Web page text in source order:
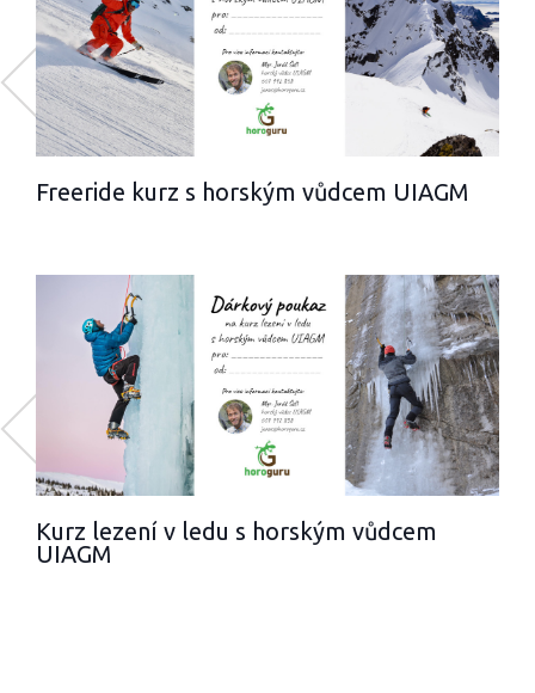
Freeride kurz s horským vůdcem UIAGM
Kurz lezení v ledu s horským vůdcem
UIAGM